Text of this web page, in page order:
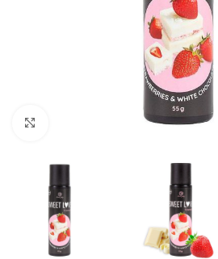
Kliknij, aby powiększyć